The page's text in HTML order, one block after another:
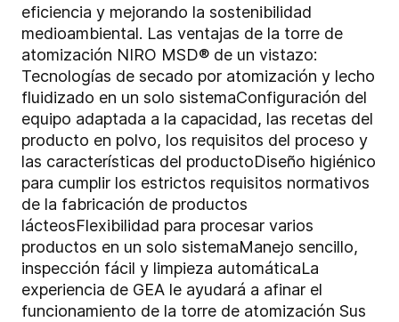
eficiencia y mejorando la sostenibilidad
medioambiental. Las ventajas de la torre de
atomización NIRO MSD® de un vistazo:
Tecnologías de secado por atomización y lecho
fluidizado en un solo sistemaConfiguración del
equipo adaptada a la capacidad, las recetas del
producto en polvo, los requisitos del proceso y
las características del productoDiseño higiénico
para cumplir los estrictos requisitos normativos
de la fabricación de productos
lácteosFlexibilidad para procesar varios
productos en un solo sistemaManejo sencillo,
inspección fácil y limpieza automáticaLa
experiencia de GEA le ayudará a afinar el
funcionamiento de la torre de atomización Sus